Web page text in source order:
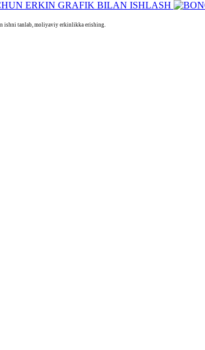
ishni tanlab, moliyaviy erkinlikka erishing.